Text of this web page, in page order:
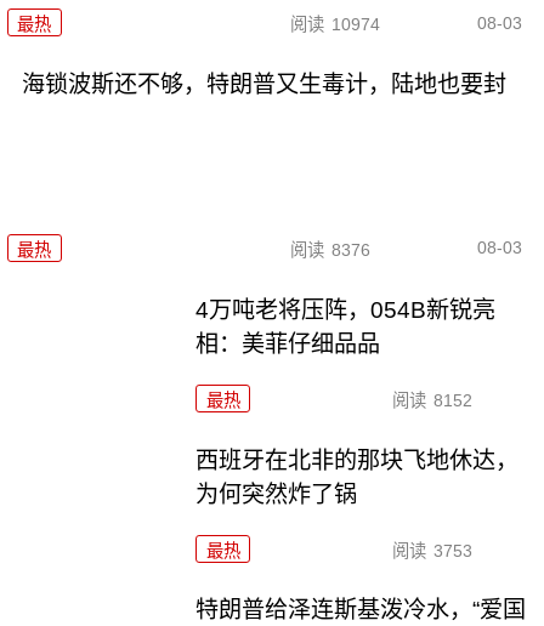
最热 阅读 10974 08-03
海锁波斯还不够，特朗普又生毒计，陆地也要封
最热 阅读 8376 08-03
4万吨老将压阵，054B新锐亮
相：美菲仔细品品
最热 阅读 8152
西班牙在北非的那块飞地休达，
为何突然炸了锅
最热 阅读 3753
特朗普给泽连斯基泼冷水，“爱国